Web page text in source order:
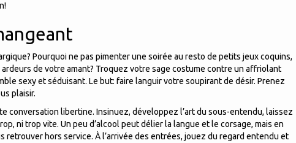
Pourquoi ne pas pimenter une soirée au resto de petits jeux coquins,
ardeurs de votre amant? Troquez votre sage costume contre un affriolant
sexy et séduisant. Le but: faire languir votre soupirant de désir. Prenez
plaisir.
conversation libertine. Insinuez, développez l’art du sous-entendu, laissez
ni trop vite. Un peu d’alcool peut délier la langue et le corsage, mais en
retrouver hors service. À l’arrivée des entrées, jouez du regard entendu et